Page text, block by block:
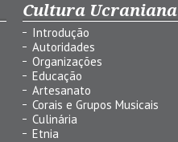
Cultura Ucraniana
Introdução
Autoridades
Organizações
Educação
Artesanato
Corais e Grupos Musicais
Culinária
Etnia